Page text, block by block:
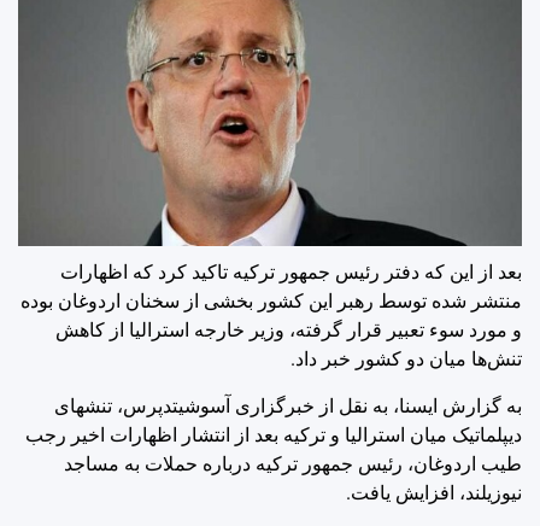
بعد از این که دفتر رئیس جمهور ترکیه تاکید کرد که اظهارات
منتشر شده توسط رهبر این کشور بخشی از سخنان اردوغان بوده
و مورد سوء تعبیر قرار گرفته، وزیر خارجه استرالیا از کاهش
تنش‌ها میان دو کشور خبر داد.
به گزارش ایسنا، به نقل از خبرگزاری آسوشیتدپرس، تنشهای
دیپلماتیک میان استرالیا و ترکیه بعد از انتشار اظهارات اخیر رجب
طیب اردوغان، رئیس جمهور ترکیه درباره حملات به مساجد
نیوزیلند، افزایش یافت.